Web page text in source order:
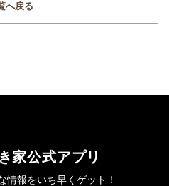
へ戻る
家公式アプリ
情報をいち早くゲット！